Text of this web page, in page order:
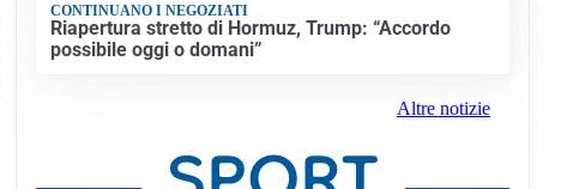
CONTINUANO I NEGOZIATI
Riapertura stretto di Hormuz, Trump: “Accordo
possibile oggi o domani”
Altre notizie